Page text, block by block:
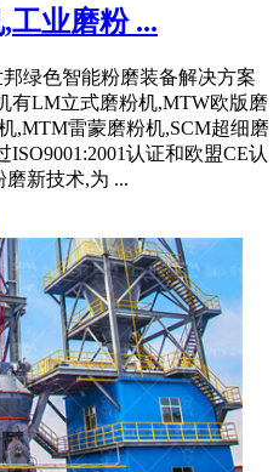
工业磨粉 ...
绿色智能粉磨装备解决方案
有LM立式磨粉机,MTW欧版磨
,MTM雷蒙磨粉机,SCM超细磨
认证和欧盟CE认
新技术,为 ...